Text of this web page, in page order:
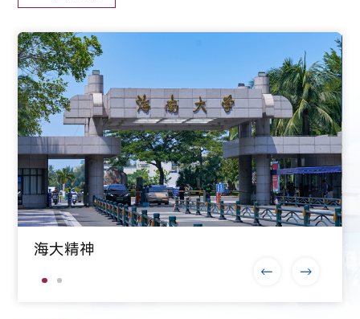
海大精神